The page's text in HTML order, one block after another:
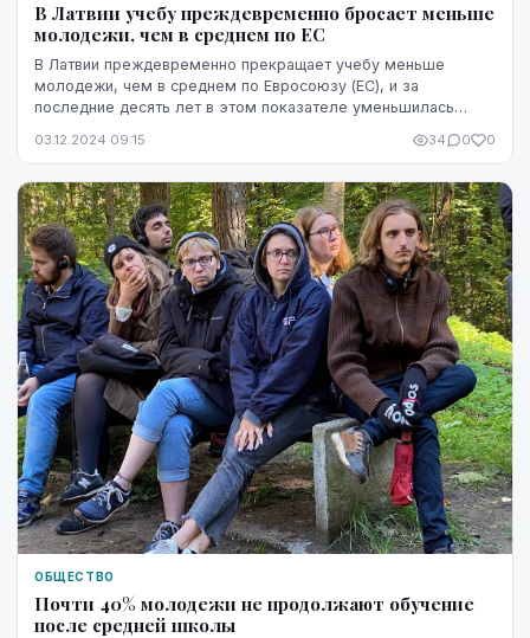
В Латвии учебу преждевременно бросает меньше
молодежи, чем в среднем по ЕС
В Латвии преждевременно прекращает учебу меньше
молодежи, чем в среднем по Евросоюзу (ЕС), и за
последние десять лет в этом показателе уменьшилась
03.12.2024 09:15 34 0 0
ОБЩЕСТВО
Почти 40% молодежи не продолжают обучение
после средней школы